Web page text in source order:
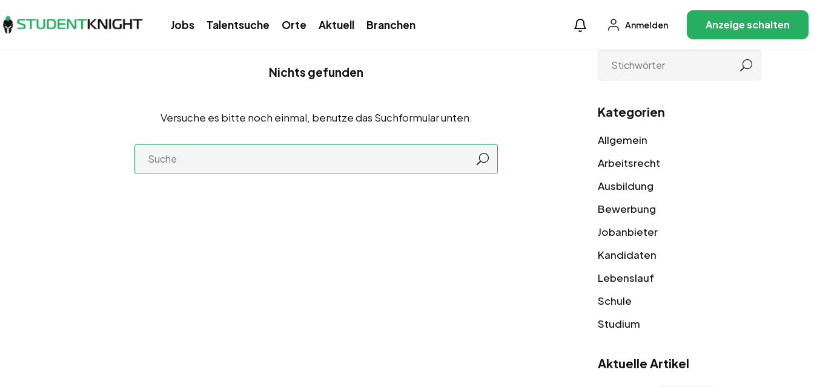
Jobs Talentsuche Orte Aktuell Branchen Anmelden Anzeige schalten
Nichts gefunden
Versuche es bitte noch einmal, benutze das Suchformular unten. Kategorien
Allgemein
Arbeitsrecht
Ausbildung
Bewerbung
Jobanbieter
Kandidaten
Lebenslauf
Schule
Studium
Aktuelle Artikel